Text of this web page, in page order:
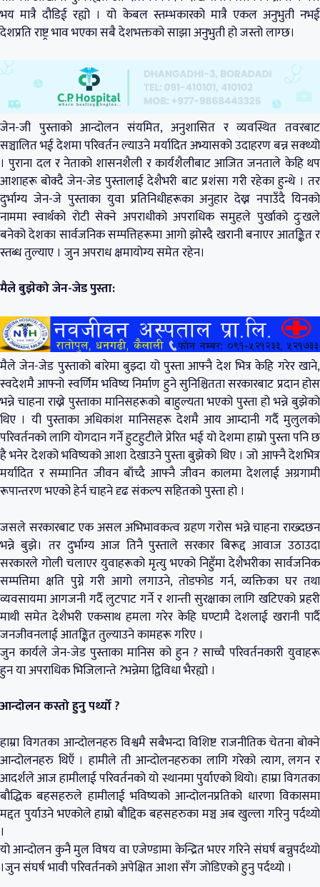
भय मात्रै दौडिई रह्यो । यो केबल स्तम्भकारको मात्रै एकल अनुभुती नभई
देशप्रति राष्ट्र भाव भएका सबै देशभक्तको साझा अनुभुती हो जस्तो लाग्छ।
जेन-जी पुस्ताको आन्दोलन संयमित, अनुशासित र व्यवस्थित तवरबाट
सञ्चालित भई देशमा परिवर्तन ल्याउने मर्यादित अभ्यासको उदाहरण बन्न सक्थ्यो
। पुराना दल र नेताको शासनशैली र कार्यशैलीबाट आजित जनताले केहि थप
आशाहरू बोक्दै जेन-जेड पुस्तालाई देशैभरी बाट प्रशंसा गरी रहेका हुन्थे । तर
दुर्भाग्य जेन-जे पुस्ताका युवा प्रतिनिधीहरूका अनुहार देख्न नपाउँदै यिनको
नाममा स्वार्थको रोटी सेक्ने अपराधीको अपराधिक समुहले पुर्खाको दुःखले
बनेको देशका सार्वजनिक सम्पत्तिहरूमा आगो झोस्दै खरानी बनाएर आतङ्कित र
स्तब्ध तुल्याए । जुन अपराध क्षमायोग्य समेत रहेन।
मैले बुझेको जेन-जेड पुस्ता:
मैले जेन-जेड पुस्ताको बारेमा बुझ्दा यो पुस्ता आफ्नै देश भित्र केहि गरेर खाने,
स्वदेशमै आफ्नो स्वर्णिम भविष्य निर्माण हुने सुनिश्चितता सरकारबाट प्रदान होस
भन्ने चाहना राख्ने पुस्ताका मानिसहरूको बाहुल्यता भएको पुस्ता हो भन्ने बुझेको
थिए । यी पुस्ताका अधिकांश मानिसहरू देशमै आय आम्दानी गर्दै मुलुलको
परिवर्तनको लागि योगदान गर्ने हुटहुटीले प्रेरित भई यो देशमा हाम्रो पुस्ता पनि छ
है भनेर देशको भविष्यको आशा देखाउने पुस्ता बुझेको थिए । जो आफ्नै देशभित्र
मर्यादित र सम्मानित जीवन बाँच्दै आफ्नै जीवन कालमा देशलाई अग्रगामी
रूपान्तरण भएको हेर्न चाहने दृढ संकल्प सहितको पुस्ता हो ।
जसले सरकारबाट एक असल अभिभावकत्व ग्रहण गरोस भन्ने चाहना राख्दछन
भन्ने बुझे। तर दुर्भाग्य आज तिनै पुस्ताले सरकार बिरूद्द आवाज उठाउदा
सरकारले गोली चलाएर युवाहरूको मृत्यु भएको निहुँमा देशैभरीका सार्वजनिक
सम्पत्तिमा क्षति पुग्ने गरी आगो लगाउने, तोडफोड गर्न, व्यक्तिका घर तथा
व्यवसायमा आगजनी गर्दै लुटपाट गर्ने र शान्ती सुरक्षाका लागि खटिएको प्रहरी
माथी समेत देशैभरी एकसाथ हमला गरेर केहि घण्टामै देशलाई खरानी पार्दै
जनजीवनलाई आतङ्कित तुल्याउने कामहरू गरिए ।
जुन कार्यले जेन-जेड पुस्ताका मानिस को हुन ? साच्चै परिवर्तनकारी युवाहरू
हुन या अपराधिक भिजिलान्ते ?भन्नेमा द्विविधा भैरह्यो ।
आन्दोलन कस्तो हुनु पर्थ्यो ?
हाम्रा विगतका आन्दोलनहरु विश्वमै सबैभन्दा विशिष्ट राजनीतिक चेतना बोक्ने
आन्दोलनहरु थिएँ । हामीले ती आन्दोलनहरुका लागि गरेको त्याग, लगन र
आदर्शले आज हामीलाई परिवर्तनको यो स्थानमा पुर्याएको थियो। हाम्रा विगतका
बौद्धिक बहसहरुले हामीलाई भविष्यको आन्दोलनप्रतिको धारणा विकासमा
मद्दत पुर्याउने भएकोले हाम्रो बौद्दिक बहसहरुका मञ्च अब खुल्ला गरिनु पर्दथ्यो
।
यो आन्दोलन कुनै मुल विषय वा एजेण्डामा केन्द्रित भएर गरिने संघर्ष बन्नुपर्दथ्यो
।जुन संघर्ष भावी परिवर्तनको अपेक्षित आशा सँग जोडिएको हुनु पर्दथ्यो ।